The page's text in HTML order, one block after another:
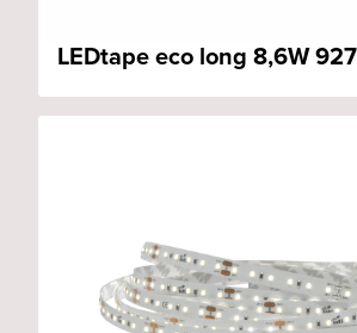
LEDtape eco long 8,6W